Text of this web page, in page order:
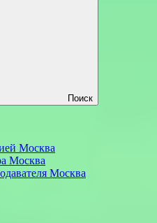
Поиск
Москва
Москва
Москва